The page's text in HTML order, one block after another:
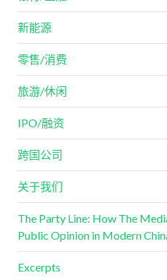
新能源
零售/消费
旅游/休闲
IPO/融资
跨国公司
关于我们
The Party Line: How The
Public Opinion in Modern
Excerpts